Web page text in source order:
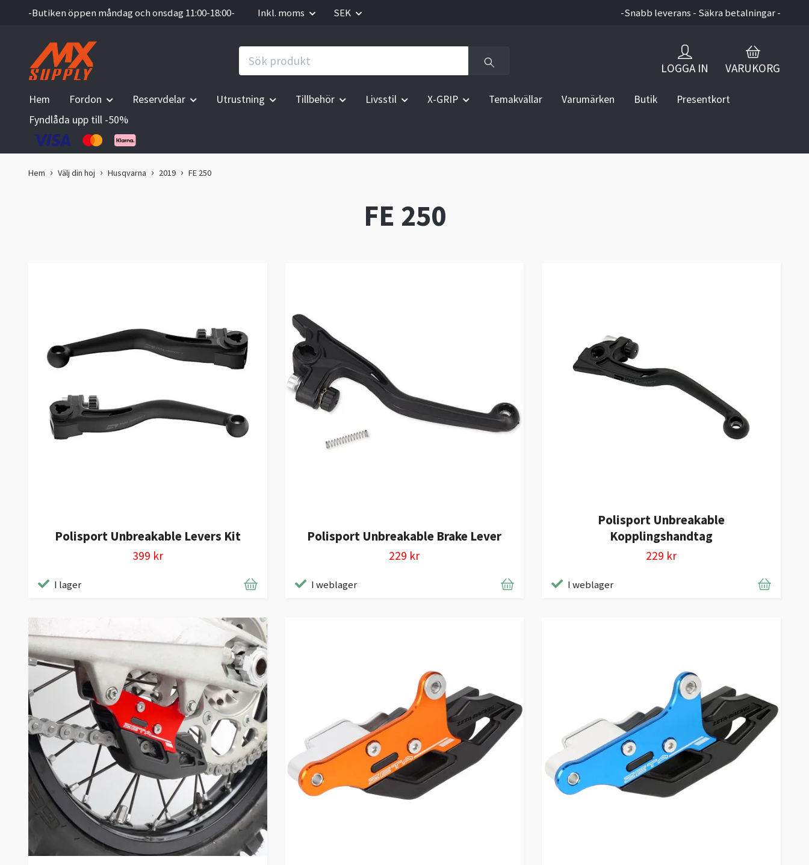
-Butiken öppen måndag och onsdag 11:00-18:00- Inkl. moms SEK -Snabb leverans - Säkra betalningar -
LOGGA IN VARUKORG
Hem Fordon Reservdelar Utrustning Tillbehör Livsstil X-GRIP Temakvällar Varumärken Butik
Presentkort
Fyndlåda upp till -50%
Hem Välj din hoj Husqvarna 2019 FE 250
FE 250
Polisport Unbreakable Levers Kit
399 kr
I lager
Polisport Unbreakable Brake Lever
229 kr
I weblager
Polisport Unbreakable
Kopplingshandtag
229 kr
I weblager